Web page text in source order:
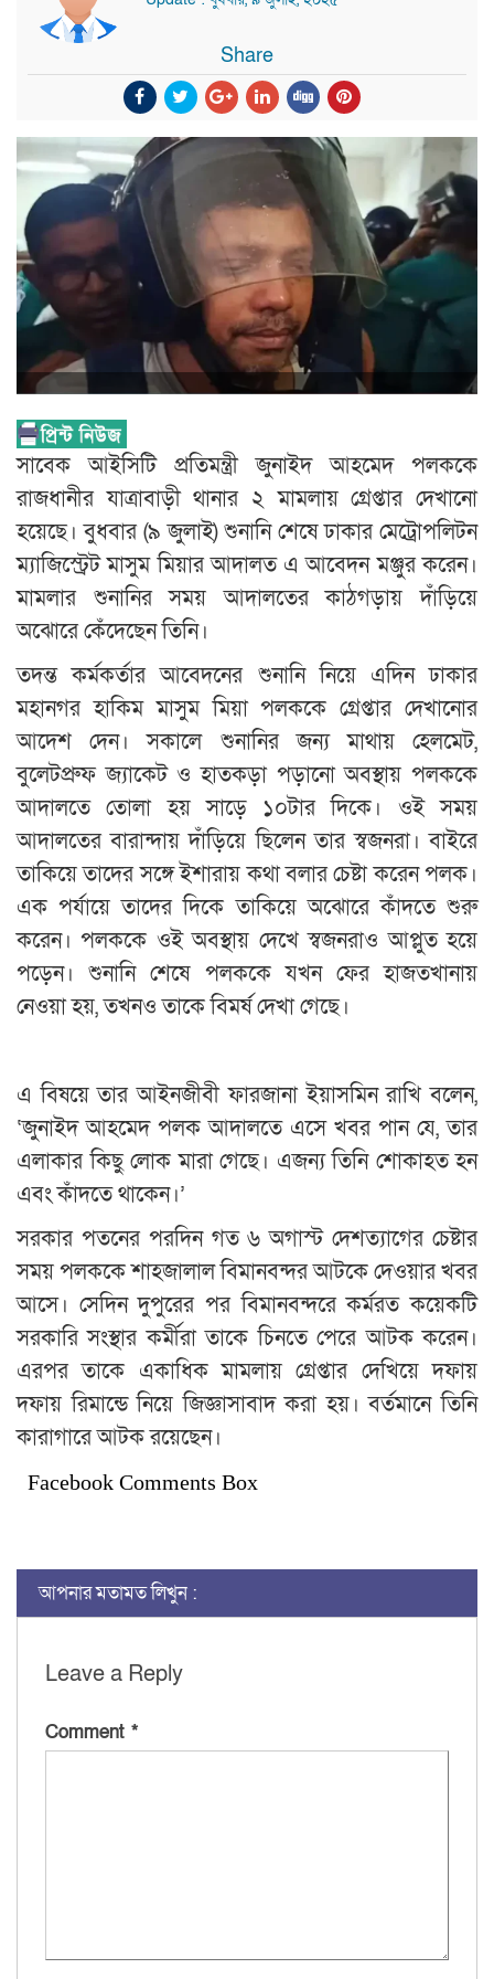
Share
সাবেক আইসিটি প্রতিমন্ত্রী জুনাইদ আহমেদ পলককে
রাজধানীর যাত্রাবাড়ী থানার ২ মামলায় গ্রেপ্তার দেখানো
হয়েছে। বুধবার (৯ জুলাই) শুনানি শেষে ঢাকার মেট্রোপলিটন
ম্যাজিস্ট্রেট মাসুম মিয়ার আদালত এ আবেদন মঞ্জুর করেন।
মামলার শুনানির সময় আদালতের কাঠগড়ায় দাঁড়িয়ে
অঝোরে কেঁদেছেন তিনি।
তদন্ত কর্মকর্তার আবেদনের শুনানি নিয়ে এদিন ঢাকার
মহানগর হাকিম মাসুম মিয়া পলককে গ্রেপ্তার দেখানোর
আদেশ দেন। সকালে শুনানির জন্য মাথায় হেলমেট,
বুলেটপ্রুফ জ্যাকেট ও হাতকড়া পড়ানো অবস্থায় পলককে
আদালতে তোলা হয় সাড়ে ১০টার দিকে। ওই সময়
আদালতের বারান্দায় দাঁড়িয়ে ছিলেন তার স্বজনরা। বাইরে
তাকিয়ে তাদের সঙ্গে ইশারায় কথা বলার চেষ্টা করেন পলক।
এক পর্যায়ে তাদের দিকে তাকিয়ে অঝোরে কাঁদতে শুরু
করেন। পলককে ওই অবস্থায় দেখে স্বজনরাও আপ্লুত হয়ে
পড়েন। শুনানি শেষে পলককে যখন ফের হাজতখানায়
নেওয়া হয়, তখনও তাকে বিমর্ষ দেখা গেছে।
এ বিষয়ে তার আইনজীবী ফারজানা ইয়াসমিন রাখি বলেন,
‘জুনাইদ আহমেদ পলক আদালতে এসে খবর পান যে, তার
এলাকার কিছু লোক মারা গেছে। এজন্য তিনি শোকাহত হন
এবং কাঁদতে থাকেন।’
সরকার পতনের পরদিন গত ৬ অগাস্ট দেশত্যাগের চেষ্টার
সময় পলককে শাহজালাল বিমানবন্দর আটকে দেওয়ার খবর
আসে। সেদিন দুপুরের পর বিমানবন্দরে কর্মরত কয়েকটি
সরকারি সংস্থার কর্মীরা তাকে চিনতে পেরে আটক করেন।
এরপর তাকে একাধিক মামলায় গ্রেপ্তার দেখিয়ে দফায়
দফায় রিমান্ডে নিয়ে জিজ্ঞাসাবাদ করা হয়। বর্তমানে তিনি
কারাগারে আটক রয়েছেন।
Facebook Comments Box
আপনার মতামত লিখুন :
Leave a Reply
Comment *